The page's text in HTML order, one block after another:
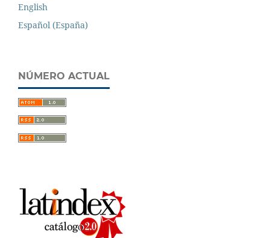
English
Español (España)
NÚMERO ACTUAL